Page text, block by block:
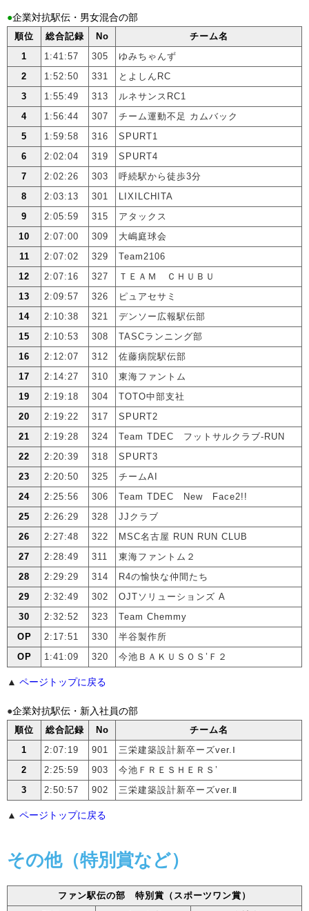
●企業対抗駅伝・男女混合の部
順位 総合記録 No
チーム名
1
1:41:57 305
ゆみちゃんず
2
1:52:50 331
とよしんRC
3
1:55:49 313
ルネサンスRC1
4
1:56:44 307
チーム運動不足 カムバック
5
1:59:58 316
SPURT1
6
2:02:04 319
SPURT4
7
2:02:26 303
呼続駅から徒歩3分
8
2:03:13 301
LIXILCHITA
9
2:05:59 315
アタックス
10
2:07:00 309
大嶋庭球会
11
2:07:02 329
Team2106
12
2:07:16 327
ＴＥＡＭ ＣＨＵＢＵ
13
2:09:57 326
ピュアセサミ
14
2:10:38 321
デンソー広報駅伝部
15
2:10:53 308
TASCランニング部
16
2:12:07 312
佐藤病院駅伝部
17
2:14:27 310
東海ファントム
19
2:19:18 304
TOTO中部支社
20
2:19:22 317
SPURT2
21
2:19:28 324
Team TDEC フットサルクラブ-RUN
22
2:20:39 318
SPURT3
23
2:20:50 325
チームAI
24
2:25:56 306
Team TDEC New Face2!!
25
2:26:29 328
JJクラブ
26
2:27:48 322
MSC名古屋 RUN RUN CLUB
27
2:28:49 311
東海ファントム２
28
2:29:29 314
R4の愉快な仲間たち
29
2:32:49 302
OJTソリューションズ A
30
2:32:52 323
Team Chemmy
OP
2:17:51 330
半谷製作所
OP
1:41:09 320 今池ＢＡＫＵＳＯＳ’Ｆ２
▲ ページトップに戻る
●企業対抗駅伝・新入社員の部
順位 総合記録 No
チーム名
1
2:07:19 901
三栄建築設計新卒ーズver.Ⅰ
2
2:25:59 903
今池ＦＲＥＳＨＥＲＳ’
3
2:50:57 902 三栄建築設計新卒ーズver.Ⅱ
▲ ページトップに戻る
その他（特別賞など）
ファン駅伝の部 特別賞（スポーツワン賞）